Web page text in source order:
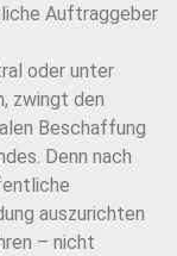
Auftraggeber
oder unter
zwingt den
Beschaffung
Denn nach
auszurichten
– nicht